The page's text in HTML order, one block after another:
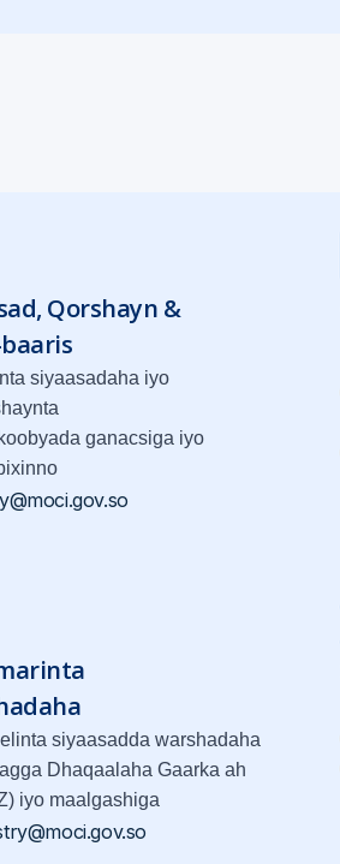
Qorshayn &
siyaasadaha iyo
ganacsiga iyo
siyaasadda warshadaha
Dhaqaalaha Gaarka ah
iyo maalgashiga